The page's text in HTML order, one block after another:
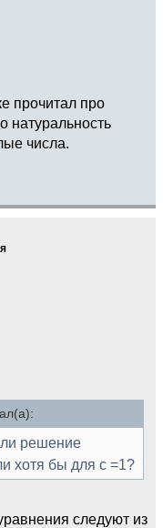
прочитал про
натуральность
числа.
решение
хотя бы для c =1?
следуют из